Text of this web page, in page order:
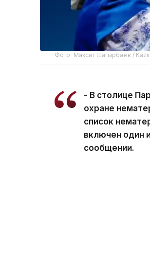
Фото: Максат Шагырбаев /
- В столице
охране
список
включен один
сообщении.